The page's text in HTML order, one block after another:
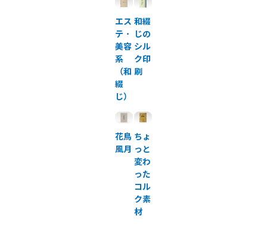
エス
テ・
美容
系
（和
綴
じ）
和綴
じの
シル
ク印
刷
花鳥
風月
ちょ
っと
変わ
った
コル
ク素
材